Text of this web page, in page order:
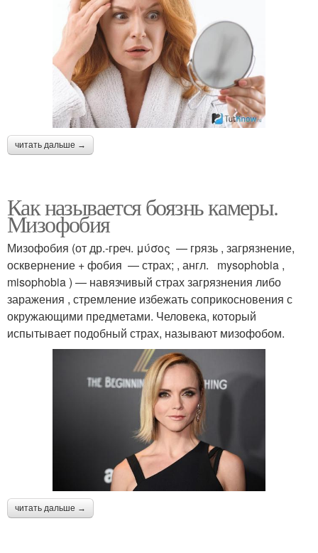
читать дальше →
Как называется боязнь камеры.
Мизофобия
Мизофобия (от др.-греч. μύσος — грязь , загрязнение,
осквернение + фобия — страх; , англ. mysophobia ,
misophobia ) — навязчивый страх загрязнения либо
заражения , стремление избежать соприкосновения с
окружающими предметами. Человека, который
испытывает подобный страх, называют мизофобом.
читать дальше →